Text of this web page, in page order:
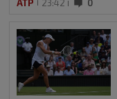
ATP 23:42 0